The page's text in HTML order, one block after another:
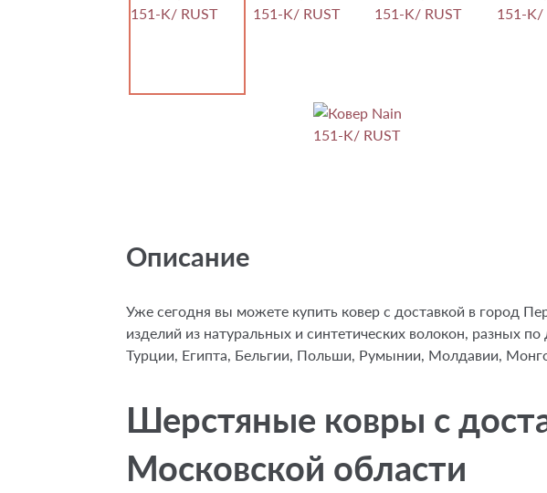
Описание
Уже сегодня вы можете купить ковер с доставкой в город
изделий из натуральных и синтетических волокон, разных
Турции, Египта, Бельгии, Польши, Румынии, Молдавии,
Шерстяные ковры с
Московской области